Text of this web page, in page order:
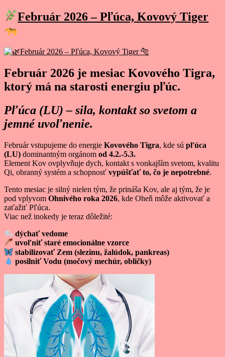
Február 2026 – Pľúca, Kovový Tiger
Február 2026 je mesiac Kovového Tigra,
ktorý má na starosti energiu pľúc.
Pľúca (LU) – sila, kontakt so svetom a
jemné uvoľnenie.
Február vstupujeme do energie Kovového Tigra, kde sú pľúca
(LU) dominantným orgánom od 4.2.-5.3.
Element Kov ovplyvňuje dych, kontakt s vonkajším svetom, kvalitu
Qi, obranný systém a schopnosť vypúšťať to, čo je nepotrebné.
Tento mesiac je silný nielen tým, že prináša Kov, ale aj tým, že je
pod vplyvom Ohnivého roka 2026, kde Oheň môže aktivovať a
zaťažiť Pľúca.
Viac než inokedy je teraz dôležité:
dýchať vedome
uvoľniť staré emocionálne vzorce
stabilizovať Zem (slezinu, žalúdok, pankreas)
posilniť Vodu (močový mechúr, obličky)